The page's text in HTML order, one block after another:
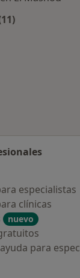
especialistas
clínicas
nuevo
para